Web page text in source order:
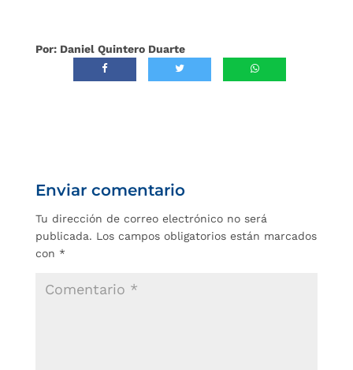
Por: Daniel Quintero Duarte
Enviar comentario
Tu dirección de correo electrónico no será
publicada. Los campos obligatorios están marcados
con *